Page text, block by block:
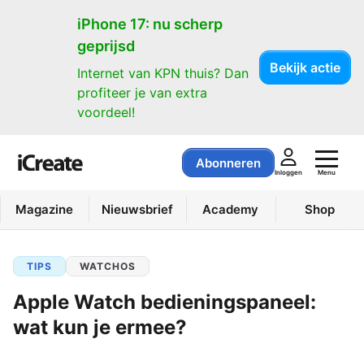
iPhone 17: nu scherp
geprijsd
Internet van KPN thuis? Dan
profiteer je van extra
voordeel!
Bekijk actie
Abonneren
Inloggen Menu
Magazine Nieuwsbrief Academy Shop
TIPS WATCHOS
Apple Watch bedieningspaneel:
wat kun je ermee?